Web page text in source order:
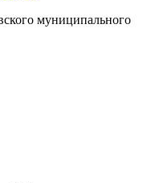
муниципального